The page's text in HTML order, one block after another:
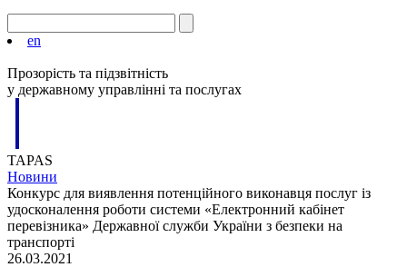
en
Прозорість та підзвітність
у державному управлінні та послугах
TAPAS
Новини
Конкурс для виявлення потенційного виконавця послуг із
удосконалення роботи системи «Електронний кабінет
перевізника» Державної служби України з безпеки на
транспорті
26.03.2021